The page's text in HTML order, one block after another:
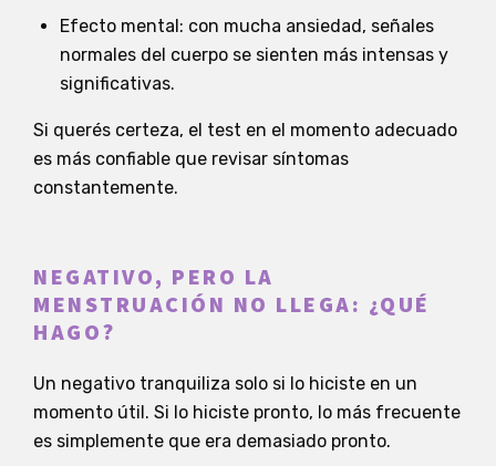
Efecto mental: con mucha ansiedad, señales
normales del cuerpo se sienten más intensas y
significativas.
Si querés certeza, el test en el momento adecuado
es más confiable que revisar síntomas
constantemente.
NEGATIVO, PERO LA
MENSTRUACIÓN NO LLEGA: ¿QUÉ
HAGO?
Un negativo tranquiliza solo si lo hiciste en un
momento útil. Si lo hiciste pronto, lo más frecuente
es simplemente que era demasiado pronto.